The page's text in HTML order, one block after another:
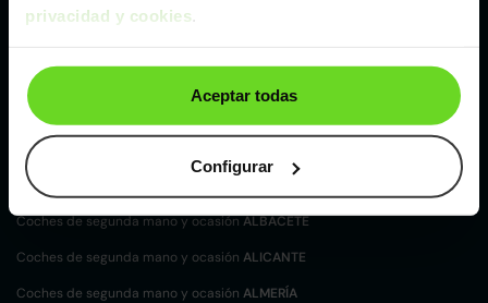
privacidad y cookies.
Aceptar todas
Configurar
Ver Opel Grandland X de segunda mano y ocasión
Opel Grandland X de segunda mano y ocasión
Coches de segunda mano y ocasión por
localización
Coches de segunda mano y ocasiónALBACETE
Coches de segunda mano y ocasión ALICANTE
Coches de segunda mano y ocasión ALMERÍA